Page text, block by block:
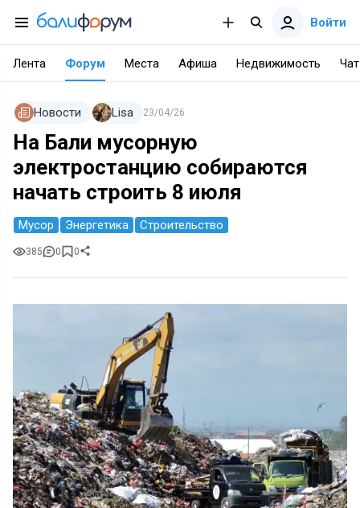
Войти
Лента Форум Места Афиша Недвижимость Чат
Новости Lisa 23/04/26
На Бали мусорную
электростанцию собираются
начать строить 8 июля
Мусор Энергетика Строительство
385 0 0